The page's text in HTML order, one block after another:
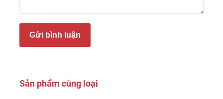
Gửi bình luận
Sản phẩm cùng loại